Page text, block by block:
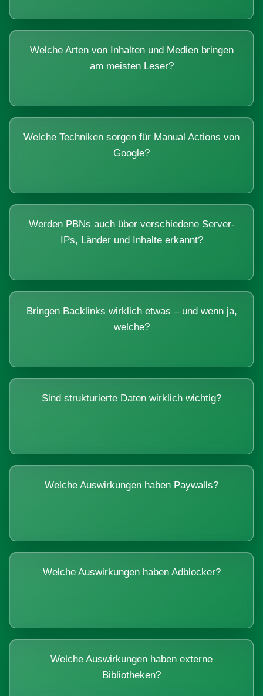
Welche Arten von Inhalten und Medien bringen
am meisten Leser?
Welche Techniken sorgen für Manual Actions von
Google?
Werden PBNs auch über verschiedene Server-
IPs, Länder und Inhalte erkannt?
Bringen Backlinks wirklich etwas – und wenn ja,
welche?
Sind strukturierte Daten wirklich wichtig?
Welche Auswirkungen haben Paywalls?
Welche Auswirkungen haben Adblocker?
Welche Auswirkungen haben externe
Bibliotheken?